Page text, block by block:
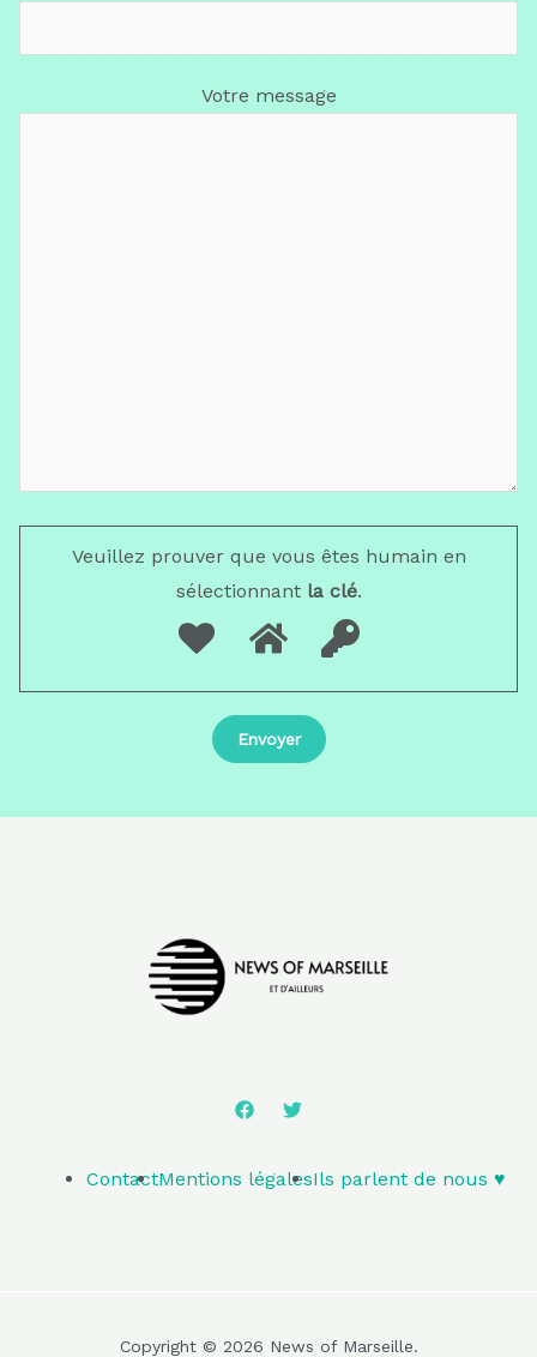
Votre message
Veuillez prouver que vous êtes humain en
sélectionnantla clé.
ContactMentions légalesIls parlent de nous ♥️
Copyright © 2026 News of Marseille.